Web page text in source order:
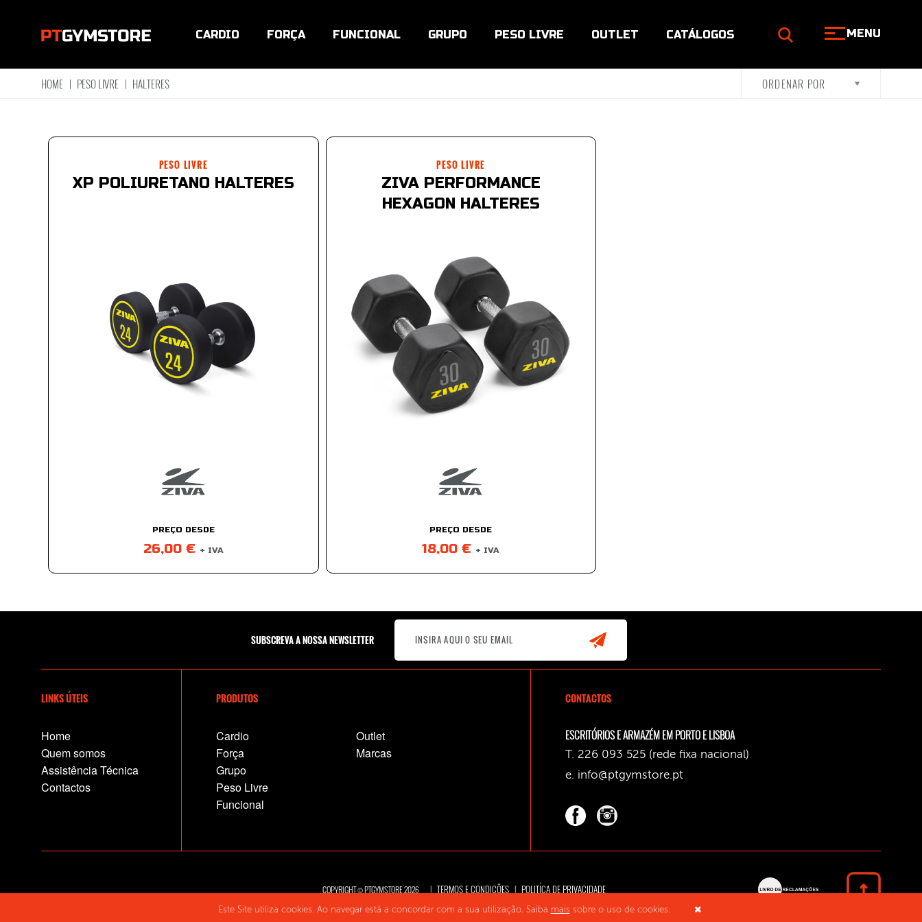
CARDIO FORÇA FUNCIONAL GRUPO PESO LIVRE OUTLET CATÁLOGOS MENU
HOME | PESO LIVRE | HALTERES
PESO LIVRE
XP POLIURETANO HALTERES
PREÇO DESDE
26,00 € + IVA
PESO LIVRE
ZIVA PERFORMANCE
HEXAGON HALTERES
PREÇO DESDE
18,00 € + IVA
Este Site utiliza cookies. Ao navegar está a concordar com a sua utilização. Saiba mais sobre o uso de cookies.
SUBSCREVA A NOSSA NEWSLETTER
LINKS ÚTEIS
Home
Quem somos
Assistência Técnica
Contactos
PRODUTOS
Cardio
Força
Grupo
Peso Livre
Funcional
Outlet
Marcas
CONTACTOS
ESCRITÓRIOS E ARMAZÉM EM PORTO E LISBOA
T. 226 093 525 (rede fixa nacional)
e. info@ptgymstore.pt
COPYRIGHT © PTGYMSTORE 2026 | TERMOS E CONDIÇÕES | POLITÍCA DE PRIVACIDADE